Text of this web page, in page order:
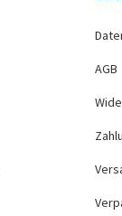
AGB